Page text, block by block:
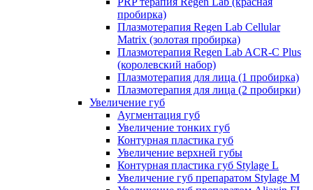
пробирка)
Плазмотерапия Regen Lab Cellular
Matrix (золотая пробирка)
Плазмотерапия Regen Lab ACR-C Plus
(королевский набор)
Плазмотерапия для лица (1 пробирка)
Плазмотерапия для лица (2 пробирки)
Увеличение губ
Аугментация губ
Увеличение тонких губ
Контурная пластика губ
Увеличение верхней губы
Контурная пластика губ Stylage L
Увеличение губ препаратом Stylage M